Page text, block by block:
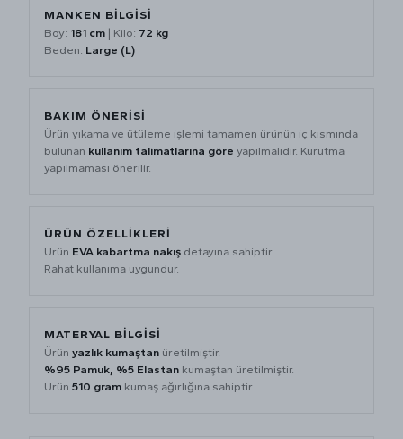
MANKEN BİLGİSİ
Boy: 181 cm | Kilo: 72 kg
Beden: Large (L)
BAKIM ÖNERİSİ
Ürün yıkama ve ütüleme işlemi tamamen ürünün iç kısmında
bulunan kullanım talimatlarına göre yapılmalıdır. Kurutma
yapılmaması önerilir.
ÜRÜN ÖZELLİKLERİ
Ürün EVA kabartma nakış detayına sahiptir.
Rahat kullanıma uygundur.
MATERYAL BİLGİSİ
Ürün yazlık kumaştan üretilmiştir.
%95 Pamuk, %5 Elastan kumaştan üretilmiştir.
Ürün 510 gram kumaş ağırlığına sahiptir.